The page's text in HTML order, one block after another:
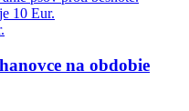
10 Eur.
na obdobie